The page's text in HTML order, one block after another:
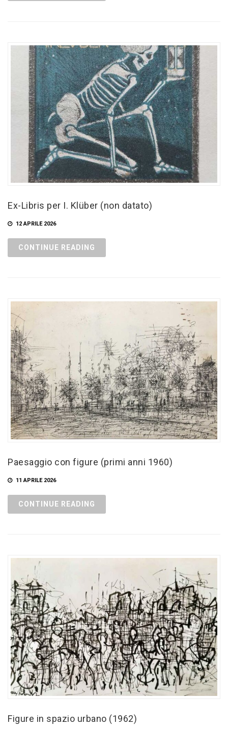
Ex-Libris per I. Klüber (non datato)
12 APRILE 2026
CONTINUE READING
Paesaggio con figure (primi anni 1960)
11 APRILE 2026
CONTINUE READING
Figure in spazio urbano (1962)